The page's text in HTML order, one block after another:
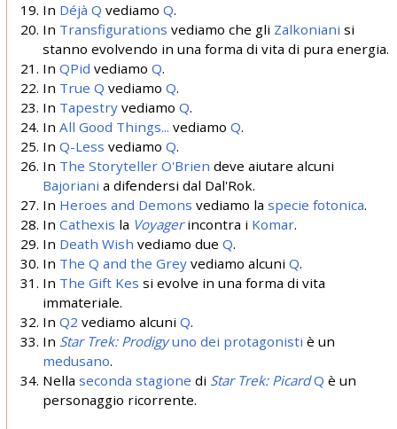
In Déjà Q vediamo Q.
In Transfigurations vediamo che gli Zalkoniani si
stanno evolvendo in una forma di vita di pura energia.
In QPid vediamo Q.
In True Q vediamo Q.
In Tapestryvediamo Q.
In All Good Things... vediamo Q.
In Q-Less vediamo Q.
In The Storyteller O'Brien deve aiutare alcuni
Bajoriani a difendersi dal Dal'Rok.
In Heroes and Demons vediamo la specie fotonica.
In Cathexis la Voyagerincontra i Komar.
In Death Wish vediamo due Q.
In The Q and the Greyvediamo alcuni Q.
In The Gift Kes si evolve in una forma di vita
immateriale.
In Q2 vediamo alcuni Q.
In Star Trek: Prodigy uno dei protagonisti è un
medusano.
Nella seconda stagione di Star Trek: Picard Q è un
personaggio ricorrente.